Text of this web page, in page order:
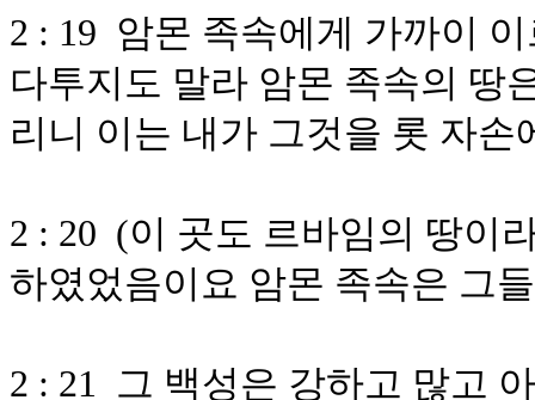
2 : 19 암몬 족속에게 가까이
다투지도 말라 암몬 족속의 땅
리니 이는 내가 그것을 롯 자
2 : 20 (이 곳도 르바임의 땅이
하였었음이요 암몬 족속은 그
2 : 21 그 백성은 강하고 많고